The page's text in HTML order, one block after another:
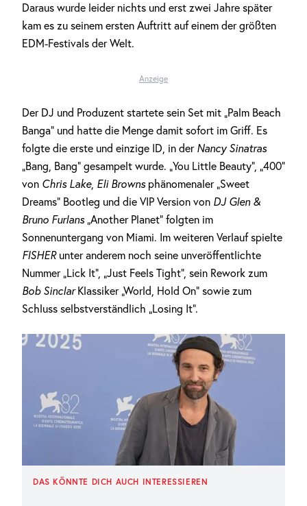
Daraus wurde leider nichts und erst zwei Jahre später
kam es zu seinem ersten Auftritt auf einem der größten
EDM-Festivals der Welt.
Anzeige
Der DJ und Produzent startete sein Set mit „Palm Beach
Banga“ und hatte die Menge damit sofort im Griff. Es
folgte die erste und einzige ID, in der Nancy Sinatras
„Bang, Bang“ gesampelt wurde. „You Little Beauty“, „400“
von Chris Lake, Eli Browns phänomenaler „Sweet
Dreams“ Bootleg und die VIP Version von DJ Glen &
Bruno Furlans„Another Planet“ folgten im
Sonnenuntergang von Miami. Im weiteren Verlauf spielte
FISHER unter anderem noch seine unveröffentlichte
Nummer „Lick It“, „Just Feels Tight“, sein Rework zum
Bob SinclarKlassiker „World, Hold On“ sowie zum
Schluss selbstverständlich „Losing It“.
DAS KÖNNTE DICH AUCH INTERESSIEREN